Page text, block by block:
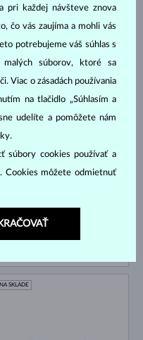
SKLADE
NA SKLADE
pri každej návšteve znova
čo vás zaujíma a mohli vás
potrebujeme váš súhlas s
malých súborov, ktoré sa
Viac o zásadách používania
na tlačidlo „Súhlasím a
udelíte a pomôžete nám
súbory cookies používať a
Cookies môžete odmietnuť